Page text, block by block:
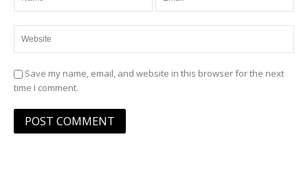
Save my name, email, and website in this browser for the next
time I comment.